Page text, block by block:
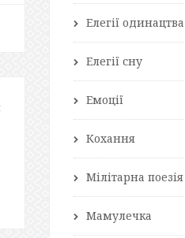
Елегії одинацтва
Елегії сну
Емоції
Кохання
Мілітарна поезія
Мамулечка